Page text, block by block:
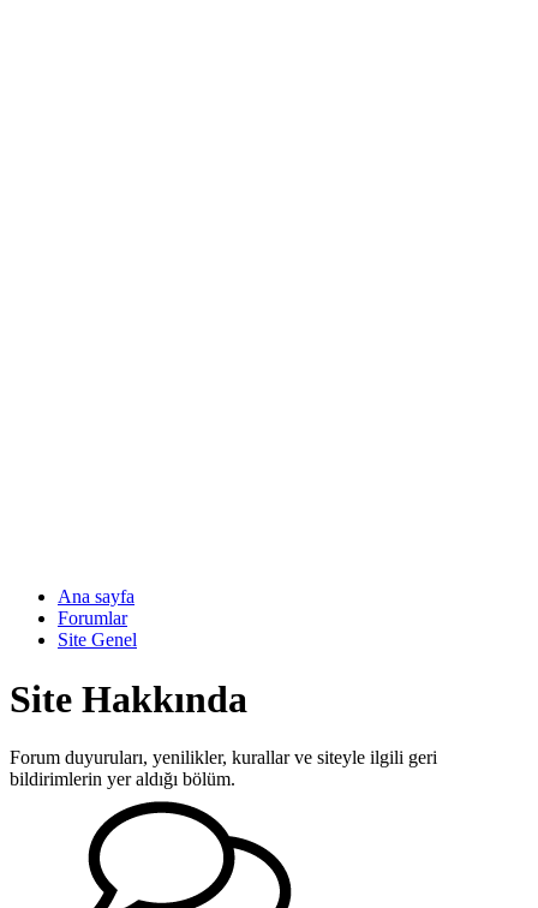
Ana sayfa
Forumlar
Site Genel
Site Hakkında
Forum duyuruları, yenilikler, kurallar ve siteyle ilgili geri
bildirimlerin yer aldığı bölüm.